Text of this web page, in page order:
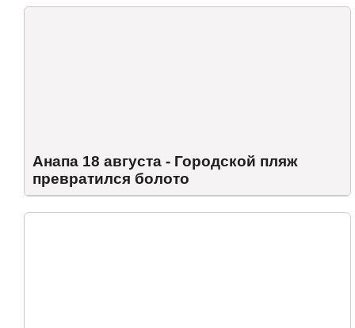
Анапа 18 августа - Городской пляж
превратился болото